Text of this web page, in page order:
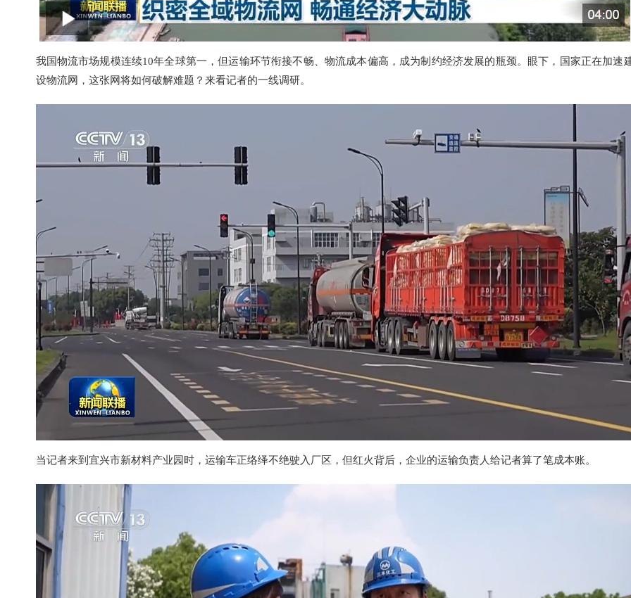
我国物流市场规模连续10年全球第一，但运输环节衔接不畅、物流成本偏高，成为制约经济发展的瓶颈。眼下，国家正在加速
设物流网，这张网将如何破解难题？来看记者的一线调研。
当记者来到宜兴市新材料产业园时，运输车正络绎不绝驶入厂区，但红火背后，企业的运输负责人给记者算了笔成本账。